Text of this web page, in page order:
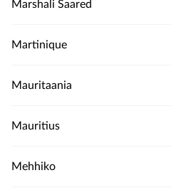
Marshali Saared
Martinique
Mauritaania
Mauritius
Mehhiko